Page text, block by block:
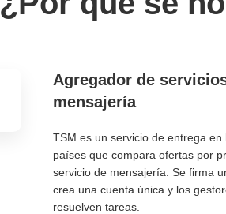
Agregador de
mensajería
TSM es un servicio de entrega en
países que compara ofertas por
servicio de mensajería. Se firma
crea una cuenta única y los
resuelven tareas.